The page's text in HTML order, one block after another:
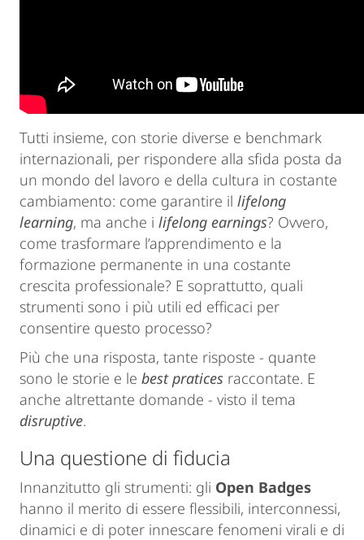
Tutti insieme, con storie diverse e benchmark
internazionali, per rispondere alla sfida posta da
un mondo del lavoro e della cultura in costante
cambiamento: come garantire il lifelong
learning, ma anche i lifelong earnings? Ovvero,
come trasformare l’apprendimento e la
formazione permanente in una costante
crescita professionale? E soprattutto, quali
strumenti sono i più utili ed efficaci per
consentire questo processo?
Più che una risposta, tante risposte - quante
sono le storie e le best pratices raccontate. E
anche altrettante domande - visto il tema
disruptive.
Una questione di fiducia
Innanzitutto gli strumenti: gli Open Badges
hanno il merito di essere flessibili, interconnessi,
dinamici e di poter innescare fenomeni virali e di